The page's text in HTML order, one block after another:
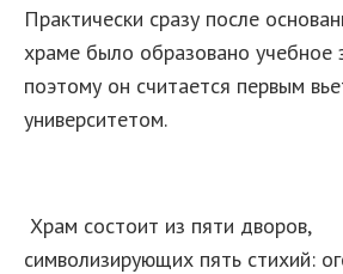
Практически сразу после
храме было образовано учебное
поэтому он считается первым
университетом.
Храм состоит из пяти дворов,
символизирующих пять стихий: